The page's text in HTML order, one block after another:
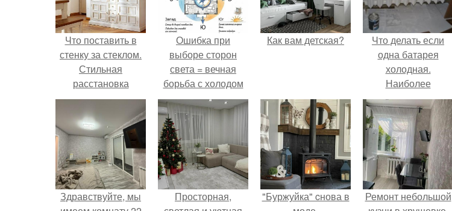
Что поставить в
стенку за стеклом.
Стильная
расстановка
посуды в серванте
Ошибка при
выборе сторон
света = вечная
борьба с холодом
или светом.
Как вам детская?
Что делать если
одна батарея
холодная.
Наиболее
распространенные
проблемы с
радиаторами
отопления
Здравствуйте, мы
Просторная,
"Буржуйка" cнова в
Ремонт небольшой